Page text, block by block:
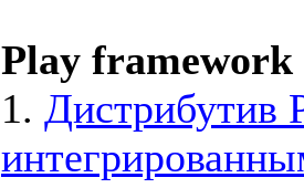
Play
1. Дистрибутив